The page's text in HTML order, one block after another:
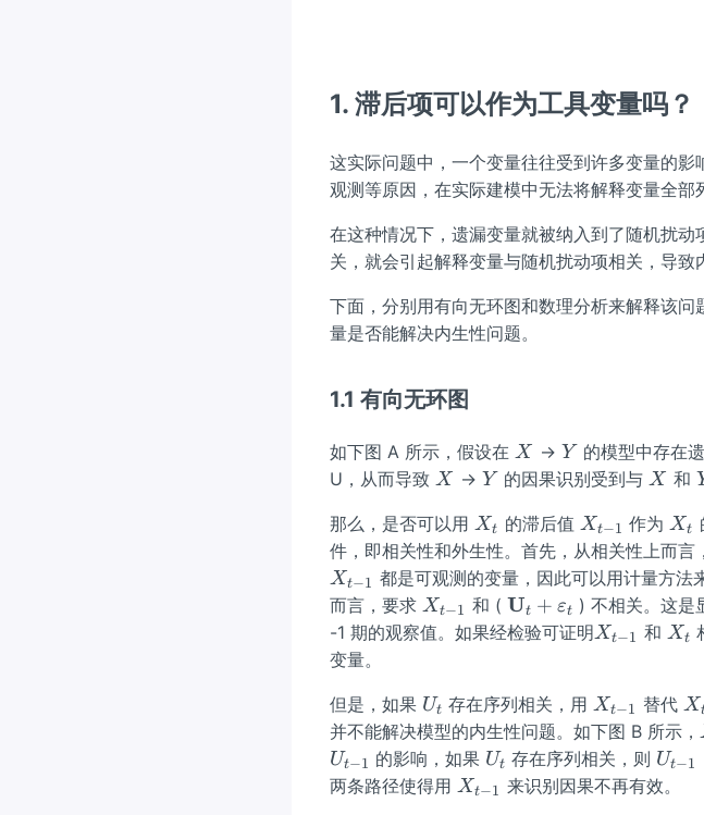
1. 滞后项可以作为工具变量吗？
这实际问题中，一个变量往往受到许多变量的
观测等原因，在实际建模中无法将解释变量全部
在这种情况下，遗漏变量就被纳入到了随机扰
关，就会引起解释变量与随机扰动项相关，导致
下面，分别用有向无环图和数理分析来解释该
量是否能解决内生性问题。
1.1 有向无环图
如下图 A 所示，假设在 X
X → Y
Y 的模型中存在
U，从而导致 X
X → Y
Y 的因果识别受到与 X
X 和
那么，是否可以用 X_
{t}
Xt 的滞后值 X
_
{t
-
1}
Xt−1 作为 X_
{t}
Xt
件，即相关性和外生性。首先，从相关性上而言
Xt−1 都是可观测的变量，因此可以用计量方法
而言，要求 X
_
1}
Xt−1 和 ( \m
ath
_
{t}
+
\va
Ut + εt ) 不相关。这是
-1 期的观察值。如果经检验可证明X
-
1}
Xt−1 和 X_
Xt
变量。
但是，如果 U_
{t}
Ut 存在序列相关，用 X
_
{t
-
Xt−1 替代 X
并不能解决模型的内生性问题。如下图 B 所示，
Ut−1 的影响，如果 U_
{t}
Ut 存在序列相关，则 U
_
Ut−1
两条路径使得用 X
Xt−1 来识别因果不再有效。